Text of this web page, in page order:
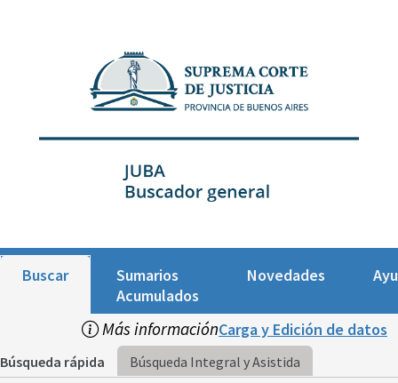
Buscar
Sumarios
Acumulados
Novedades
Más informaciónCarga y Edición de datos
Búsqueda rápida Búsqueda Integral y Asistida